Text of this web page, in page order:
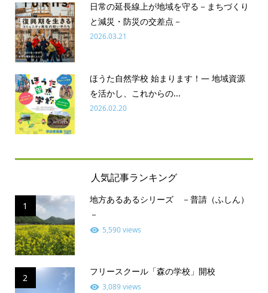
日常の延長線上が地域を守る－まちづくり
と減災・防災の交差点－
2026.03.21
ほうた自然学校 始まります！― 地域資源
を活かし、これからの...
2026.02.20
人気記事ランキング
1
地方あるあるシリーズ －普請（ふしん）
－
5,590 views
2
フリースクール「森の学校」開校
3,089 views